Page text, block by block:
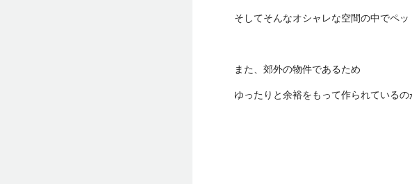
そしてそんなオシャレな空間の中でペッ
また、郊外の物件であるため
ゆったりと余裕をもって作られているの